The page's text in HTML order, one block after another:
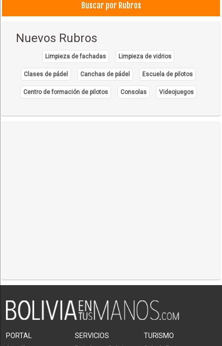
Buscar por Rubros
Nuevos Rubros
Limpieza de fachadas Limpieza de vidrios
Clases de pádel Canchas de pádel Escuela de pilotos
Centro de formación de pilotos Consolas Videojuegos
PORTAL SERVICIOS TURISMO